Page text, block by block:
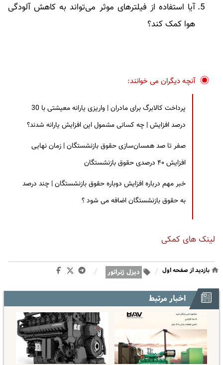
آیا استفاده از فیلترهای موثر می‌تواند به کاهش آلودگی
هوا کمک کند؟
آنچه دیگران می خوانند:
پرداخت کالابرگ برای مادران | واریزی یارانه معیشتی با 30
درصد افزایش | چه کسانی مشمول این افزایش یارانه شدند؟
صفر تا صد همسان‌سازی حقوق بازنشستگان | زمان نهایی
افزایش ۴۰ درصدی حقوق بازنشستگان
خبر مهم درباره افزایش دوباره حقوق بازنشستگان | چند درصد
به حقوق بازنشستگان اضافه می شود ؟
لینک های کمکی
بازدید از صفحه اول / دیزل ژنراتور /
اخبار مرتبط